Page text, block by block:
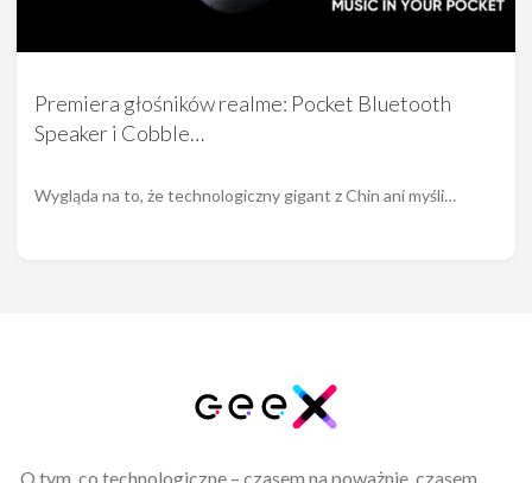
Premiera głośników realme: Pocket Bluetooth
Speaker i Cobble…
Wygląda na to, że technologiczny gigant z Chin ani myśli…
O tym, co technologiczne – czasem na poważnie, czasem